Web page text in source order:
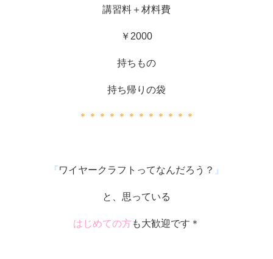
講習料＋材料費
￥2000
持ちもの
持ち帰りの袋
＊＊＊＊＊＊＊＊＊＊＊＊
『 ワイヤークラフトってなんだろう？ 』
と、思っている
はじめての方も大歓迎です＊